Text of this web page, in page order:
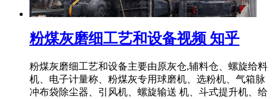
粉煤灰磨细工艺和设备视频 知乎
粉煤灰磨细工艺和设备主要由原灰仓,辅料仓、螺旋给料
机、电子计量称、粉煤灰专用球磨机、选粉机、气箱脉
冲布袋除尘器、引风机、螺旋输送 机、斗式提升机、给